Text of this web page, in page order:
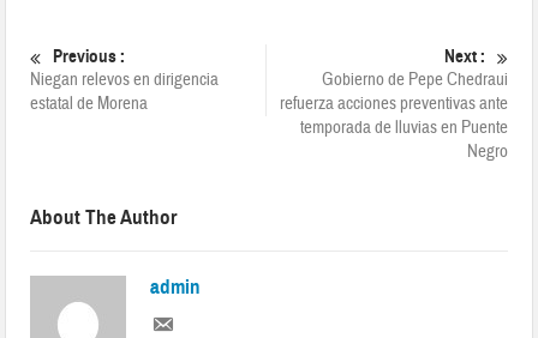
Previous :
Niegan relevos en dirigencia
estatal de Morena
Next :
Gobierno de Pepe Chedraui
refuerza acciones preventivas ante
temporada de lluvias en Puente
Negro
About The Author
admin